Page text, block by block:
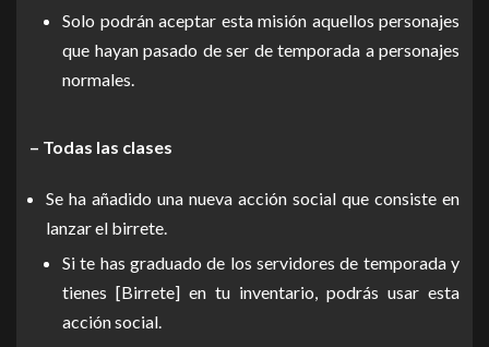
Solo podrán aceptar esta misión aquellos personajes
que hayan pasado de ser de temporada a personajes
normales.
– Todas las clases
Se ha añadido una nueva acción social que consiste en
lanzar el birrete.
Si te has graduado de los servidores de temporada y
tienes [Birrete] en tu inventario, podrás usar esta
acción social.